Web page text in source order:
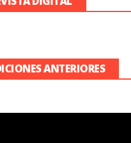
ANTERIORES